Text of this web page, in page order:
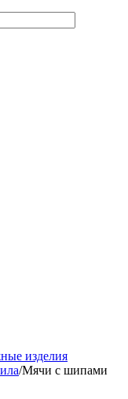
изделия
/Мячи с шипами